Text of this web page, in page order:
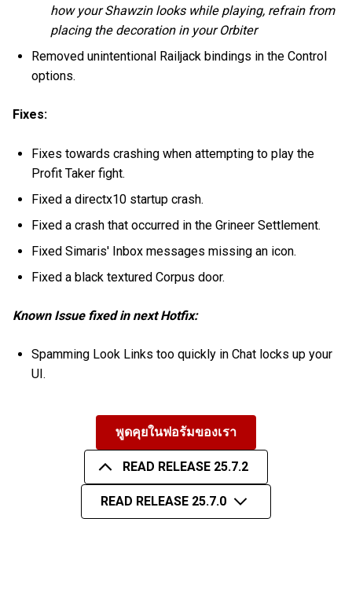
how your Shawzin looks while playing, refrain from
placing the decoration in your Orbiter
Removed unintentional Railjack bindings in the Control
options.
Fixes:
Fixes towards crashing when attempting to play the
Profit Taker fight.
Fixed a directx10 startup crash.
Fixed a crash that occurred in the Grineer Settlement.
Fixed Simaris' Inbox messages missing an icon.
Fixed a black textured Corpus door.
Known Issue fixed in next Hotfix:
Spamming Look Links too quickly in Chat locks up your
UI.
พูดคุยในฟอรัมของเรา
READ RELEASE 25.7.2
READ RELEASE 25.7.0